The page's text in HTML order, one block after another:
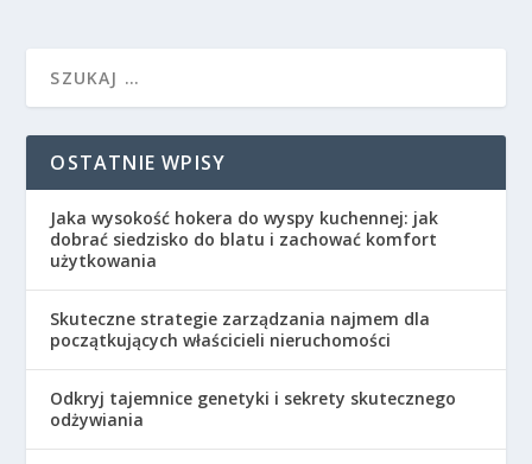
OSTATNIE WPISY
Jaka wysokość hokera do wyspy kuchennej: jak
dobrać siedzisko do blatu i zachować komfort
użytkowania
Skuteczne strategie zarządzania najmem dla
początkujących właścicieli nieruchomości
Odkryj tajemnice genetyki i sekrety skutecznego
odżywiania